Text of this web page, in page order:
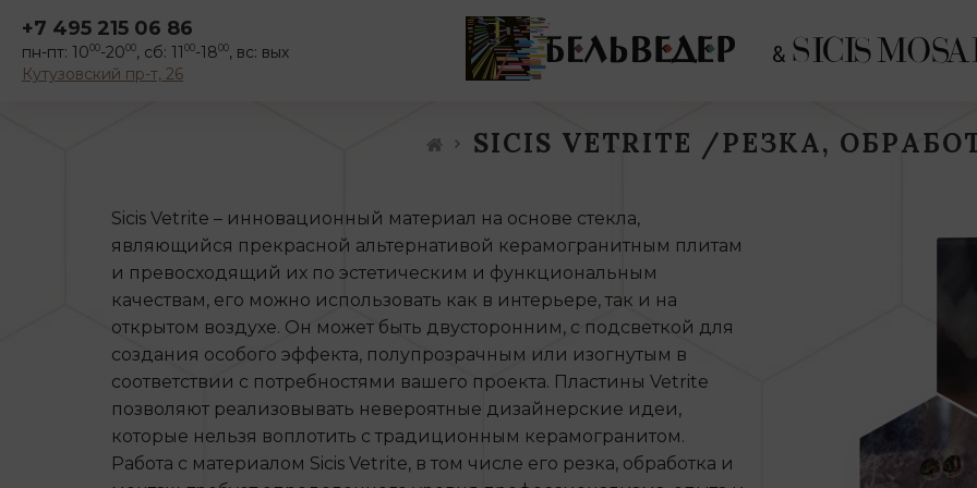
+7 495 215 06 86
пн-пт: 1000-2000, сб: 11 00-1800, вс: вых
Кутузовский пр-т, 26
SICIS VETRITE /РЕЗКА,
Sicis Vetrite – инновационный материал на основе стекла,
являющийся прекрасной альтернативой керамогранитным плитам
и превосходящий их по эстетическим и функциональным
качествам, его можно использовать как в интерьере, так и на
открытом воздухе. Он может быть двусторонним, с подсветкой для
создания особого эффекта, полупрозрачным или изогнутым в
соответствии с потребностями вашего проекта. Пластины Vetrite
позволяют реализовывать невероятные дизайнерские идеи,
которые нельзя воплотить с традиционным керамогранитом.
Работа с материалом Sicis Vetrite, в том числе его резка, обработка и